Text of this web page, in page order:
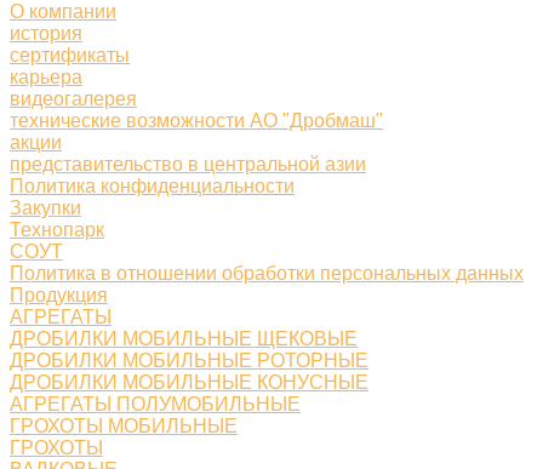
О компании
история
сертификаты
карьера
видеогалерея
технические возможности АО "Дробмаш"
акции
представительство в центральной азии
Политика конфиденциальности
Закупки
Технопарк
СОУТ
Политика в отношении обработки персональных данных
Продукция
АГРЕГАТЫ
ДРОБИЛКИ МОБИЛЬНЫЕ ЩЕКОВЫЕ
ДРОБИЛКИ МОБИЛЬНЫЕ РОТОРНЫЕ
ДРОБИЛКИ МОБИЛЬНЫЕ КОНУСНЫЕ
АГРЕГАТЫ ПОЛУМОБИЛЬНЫЕ
ГРОХОТЫ МОБИЛЬНЫЕ
ГРОХОТЫ